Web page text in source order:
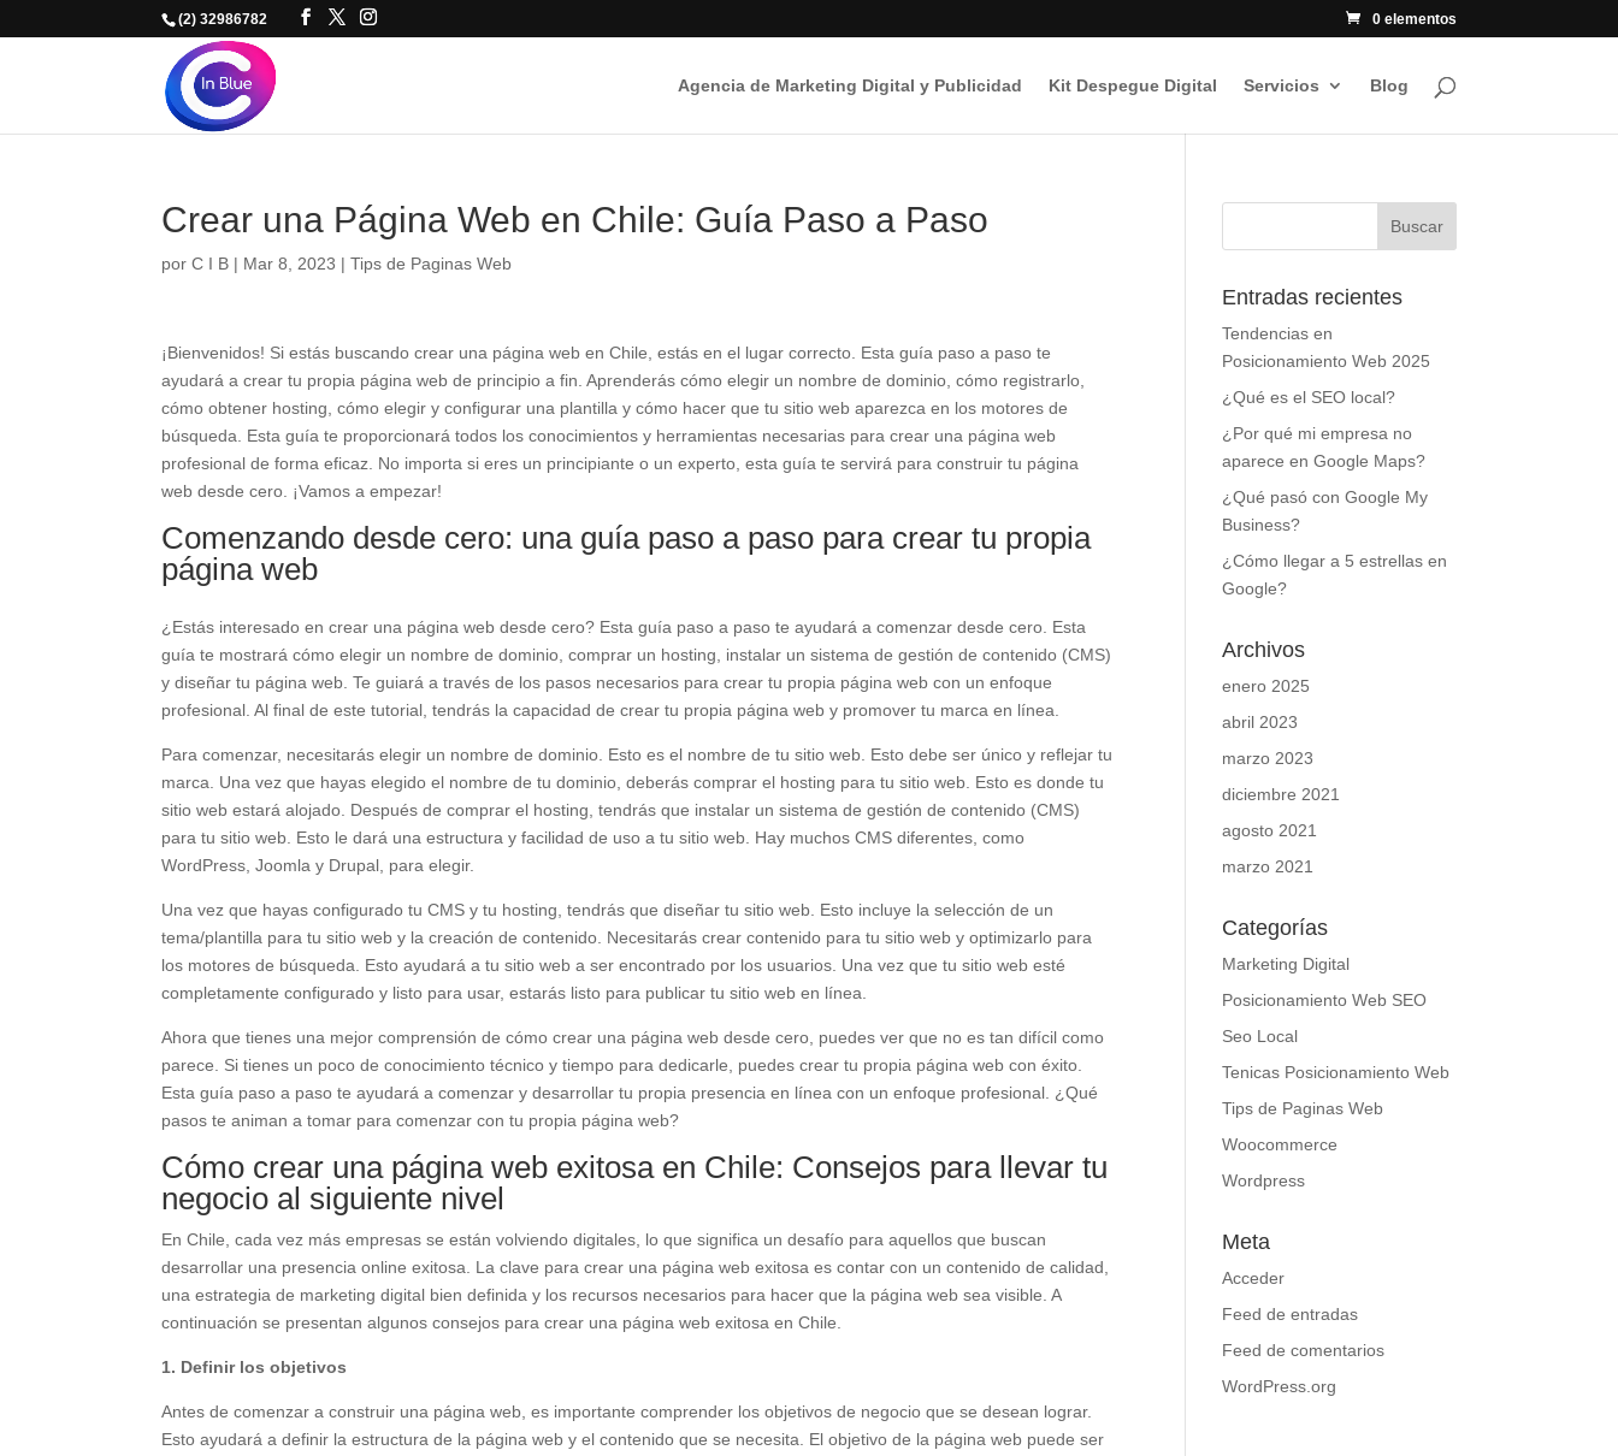
(2) 32986782 0 elementos
Agencia de Marketing Digital y Publicidad Kit Despegue Digital Servicios Blog
Crear una Página Web en Chile: Guía Paso a Paso
porC I B | Mar 8, 2023 |Tips de Paginas Web
¡Bienvenidos! Si estás buscando crear una página web en Chile, estás en el lugar correcto. Esta guía paso a paso te
ayudará a crear tu propia página web de principio a fin. Aprenderás cómo elegir un nombre de dominio, cómo registrarlo,
cómo obtener hosting, cómo elegir y configurar una plantilla y cómo hacer que tu sitio web aparezca en los motores de
búsqueda. Esta guía te proporcionará todos los conocimientos y herramientas necesarias para crear una página web
profesional de forma eficaz. No importa si eres un principiante o un experto, esta guía te servirá para construir tu página
web desde cero. ¡Vamos a empezar!
Comenzando desde cero: una guía paso a paso para crear tu propia
página web
¿Estás interesado en crear una página web desde cero? Esta guía paso a paso te ayudará a comenzar desde cero. Esta
guía te mostrará cómo elegir un nombre de dominio, comprar un hosting, instalar un sistema de gestión de contenido (CMS)
y diseñar tu página web. Te guiará a través de los pasos necesarios para crear tu propia página web con un enfoque
profesional. Al final de este tutorial, tendrás la capacidad de crear tu propia página web y promover tu marca en línea.
Para comenzar, necesitarás elegir un nombre de dominio. Esto es el nombre de tu sitio web. Esto debe ser único y reflejar tu
marca. Una vez que hayas elegido el nombre de tu dominio, deberás comprar el hosting para tu sitio web. Esto es donde tu
sitio web estará alojado. Después de comprar el hosting, tendrás que instalar un sistema de gestión de contenido (CMS)
para tu sitio web. Esto le dará una estructura y facilidad de uso a tu sitio web. Hay muchos CMS diferentes, como
WordPress, Joomla y Drupal, para elegir.
Una vez que hayas configurado tu CMS y tu hosting, tendrás que diseñar tu sitio web. Esto incluye la selección de un
tema/plantilla para tu sitio web y la creación de contenido. Necesitarás crear contenido para tu sitio web y optimizarlo para
los motores de búsqueda. Esto ayudará a tu sitio web a ser encontrado por los usuarios. Una vez que tu sitio web esté
completamente configurado y listo para usar, estarás listo para publicar tu sitio web en línea.
Ahora que tienes una mejor comprensión de cómo crear una página web desde cero, puedes ver que no es tan difícil como
parece. Si tienes un poco de conocimiento técnico y tiempo para dedicarle, puedes crear tu propia página web con éxito.
Esta guía paso a paso te ayudará a comenzar y desarrollar tu propia presencia en línea con un enfoque profesional. ¿Qué
pasos te animan a tomar para comenzar con tu propia página web?
Cómo crear una página web exitosa en Chile: Consejos para llevar tu
negocio al siguiente nivel
En Chile, cada vez más empresas se están volviendo digitales, lo que significa un desafío para aquellos que buscan
desarrollar una presencia online exitosa. La clave para crear una página web exitosa es contar con un contenido de calidad,
una estrategia de marketing digital bien definida y los recursos necesarios para hacer que la página web sea visible. A
continuación se presentan algunos consejos para crear una página web exitosa en Chile.
1. Definir los objetivos
Antes de comenzar a construir una página web, es importante comprender los objetivos de negocio que se desean lograr.
Esto ayudará a definir la estructura de la página web y el contenido que se necesita. El objetivo de la página web puede ser
Entradas recientes
Tendencias en
Posicionamiento Web 2025
¿Qué es el SEO local?
¿Por qué mi empresa no
aparece en Google Maps?
¿Qué pasó con Google My
Business?
¿Cómo llegar a 5 estrellas en
Google?
Archivos
enero 2025
abril 2023
marzo 2023
diciembre 2021
agosto 2021
marzo 2021
Categorías
Marketing Digital
Posicionamiento Web SEO
Seo Local
Tenicas Posicionamiento Web
Tips de Paginas Web
Woocommerce
Wordpress
Meta
Acceder
Feed de entradas
Feed de comentarios
WordPress.org